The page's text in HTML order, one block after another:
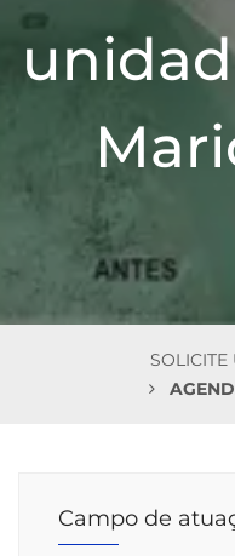
SOLICITE
Campo de